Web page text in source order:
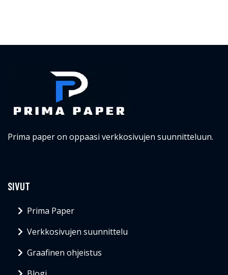
Prima paper on oppaasi verkkosivujen suunnitteluun.
SIVUT
Prima Paper
Verkkosivujen suunnittelu
Graafinen ohjeistus